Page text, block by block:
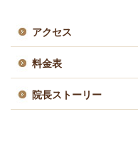
アクセス
料金表
院長ストーリー